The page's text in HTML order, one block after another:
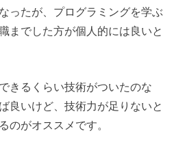
ったが、プログラミングを学ぶ
までした方が個人的には良いと
きるくらい技術がついたのな
良いけど、技術力が足りないと
のがオススメです。